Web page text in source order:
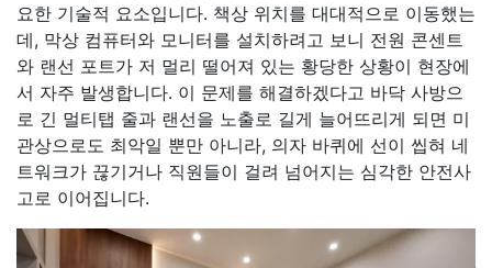
요한 기술적 요소입니다. 책상 위치를 대대적으로 이동했는
데, 막상 컴퓨터와 모니터를 설치하려고 보니 전원 콘센트
와 랜선 포트가 저 멀리 떨어져 있는 황당한 상황이 현장에
서 자주 발생합니다. 이 문제를 해결하겠다고 바닥 사방으
로 긴 멀티탭 줄과 랜선을 노출로 길게 늘어뜨리게 되면 미
관상으로도 최악일 뿐만 아니라, 의자 바퀴에 선이 씹혀 네
트워크가 끊기거나 직원들이 걸려 넘어지는 심각한 안전사
고로 이어집니다.